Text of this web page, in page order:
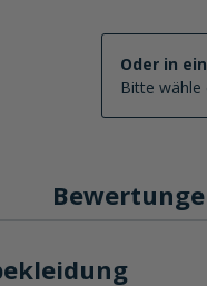
Oder in
Bitte wähle